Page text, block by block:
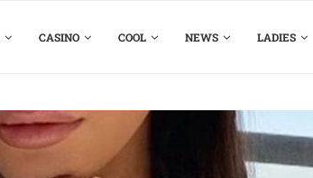
CASINO COOL NEWS LADIES